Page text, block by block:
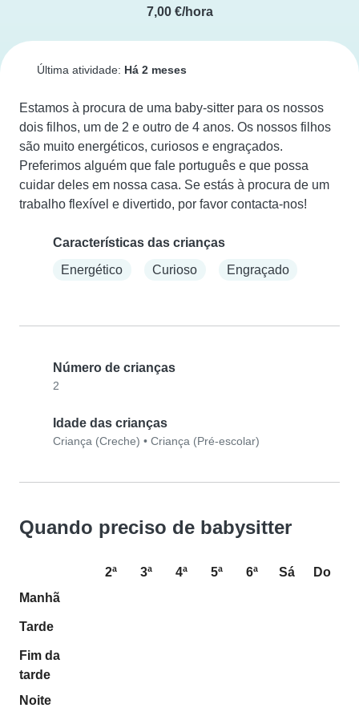
7,00 €/hora
Última atividade: Há 2 meses
Estamos à procura de uma baby-sitter para os nossos
dois filhos, um de 2 e outro de 4 anos. Os nossos filhos
são muito energéticos, curiosos e engraçados.
Preferimos alguém que fale português e que possa
cuidar deles em nossa casa. Se estás à procura de um
trabalho flexível e divertido, por favor contacta-nos!
Características das crianças
Energético
Curioso Engraçado
Número de crianças
2
Idade das crianças
Criança (Creche) • Criança (Pré-escolar)
Quando preciso de babysitter
2ª 3ª 4ª 5ª 6ª Sá
Do
Manhã
Tarde
Fim da
tarde
Noite